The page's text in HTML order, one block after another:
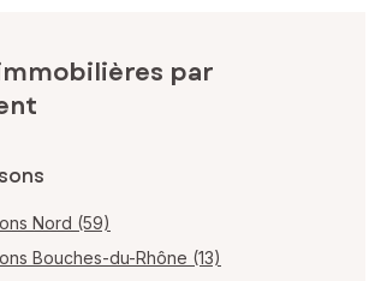
par
Nord (59)
Bouches-du-Rhône (13)